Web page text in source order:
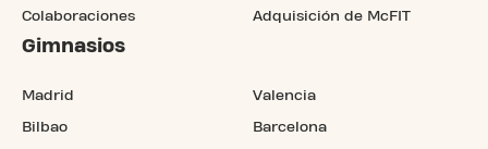
Colaboraciones Adquisición de McFIT
Gimnasios
Madrid
Bilbao
Valencia
Barcelona